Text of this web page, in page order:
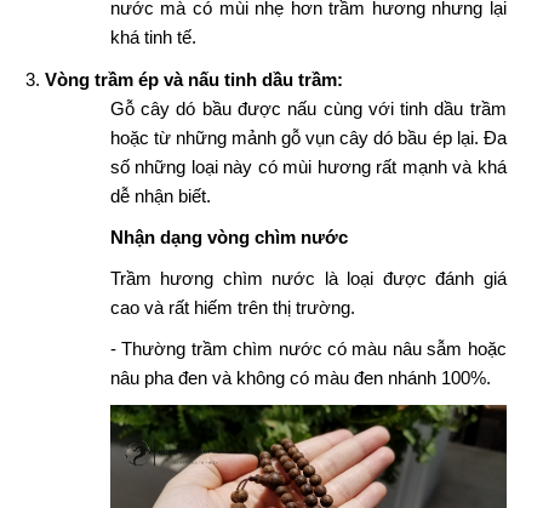
nước mà có mùi nhẹ hơn trầm hương nhưng lại
khá tinh tế.
Vòng trầm ép và nấu tinh dầu trầm:
Gỗ cây dó bầu được nấu cùng với tinh dầu trầm
hoặc từ những mảnh gỗ vụn cây dó bầu ép lại. Đa
số những loại này có mùi hương rất mạnh và khá
dễ nhận biết.
Nhận dạng vòng chìm nước
Trầm hương chìm nước là loại được đánh giá
cao và rất hiếm trên thị trường.
- Thường trầm chìm nước có màu nâu sẫm hoặc
nâu pha đen và không có màu đen nhánh 100%.